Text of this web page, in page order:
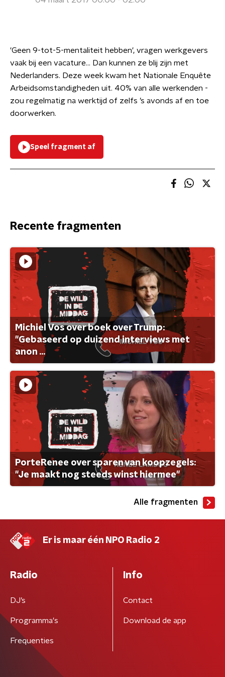
'Geen 9-tot-5-mentaliteit hebben', vragen werkgevers
vaak bij een vacature... Dan kunnen ze blij zijn met
Nederlanders. Deze week kwam het Nationale Enquête
Arbeidsomstandigheden uit. 40% van alle werkenden -
zou regelmatig na werktijd of zelfs ’s avonds af en toe
doorwerken.
Speel fragment af
Recente fragmenten
Michiel Vos over boek over Trump:
"Gebaseerd op duizend interviews met
anon ...
PorteRenee over sparen van koopzegels:
"Je maakt nog steeds winst hiermee"
Alle fragmenten
Er is maar één NPO Radio 2
Radio
DJ’s
Programma's
Frequenties
Info
Contact
Download de app